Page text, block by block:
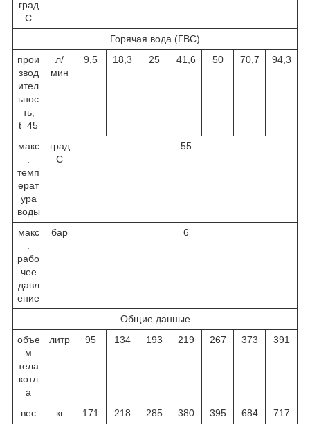
град
С
Горячая вода (ГВС)
прои
звод
ител
ьнос
ть,
t=45
л/
мин
9,5 18,3 25 41,6 50 70,7 94,3
макс
темп
ерат
ура
воды
град
С
55
макс
рабо
чее
давл
ение
бар 6
Общие данные
объе
м
тела
котл
а
литр 95 134 193 219 267 373 391
вес
кг 171 218 285 380 395 684 717